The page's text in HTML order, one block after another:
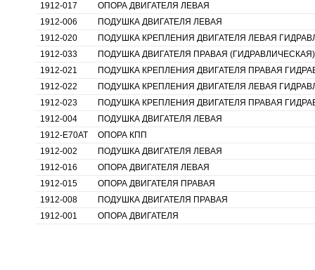
1912-017
ОПОРА ДВИГАТЕЛЯ ЛЕВАЯ
1912-006
ПОДУШКА ДВИГАТЕЛЯ ЛЕВАЯ
1912-020
ПОДУШКА КРЕПЛЕНИЯ ДВИГАТЕЛЯ ЛЕВАЯ
1912-033
ПОДУШКА ДВИГАТЕЛЯ ПРАВАЯ (ГИДРАВЛИЧЕСКАЯ)
1912-021
ПОДУШКА КРЕПЛЕНИЯ ДВИГАТЕЛЯ ПРАВАЯ
1912-022
ПОДУШКА КРЕПЛЕНИЯ ДВИГАТЕЛЯ ЛЕВАЯ
1912-023
ПОДУШКА КРЕПЛЕНИЯ ДВИГАТЕЛЯ ПРАВАЯ
1912-004
ПОДУШКА ДВИГАТЕЛЯ ЛЕВАЯ
1912-E70AT
ОПОРА КПП
1912-002
ПОДУШКА ДВИГАТЕЛЯ ЛЕВАЯ
1912-016
ОПОРА ДВИГАТЕЛЯ ЛЕВАЯ
1912-015
ОПОРА ДВИГАТЕЛЯ ПРАВАЯ
1912-008
ПОДУШКА ДВИГАТЕЛЯ ПРАВАЯ
1912-001
ОПОРА ДВИГАТЕЛЯ